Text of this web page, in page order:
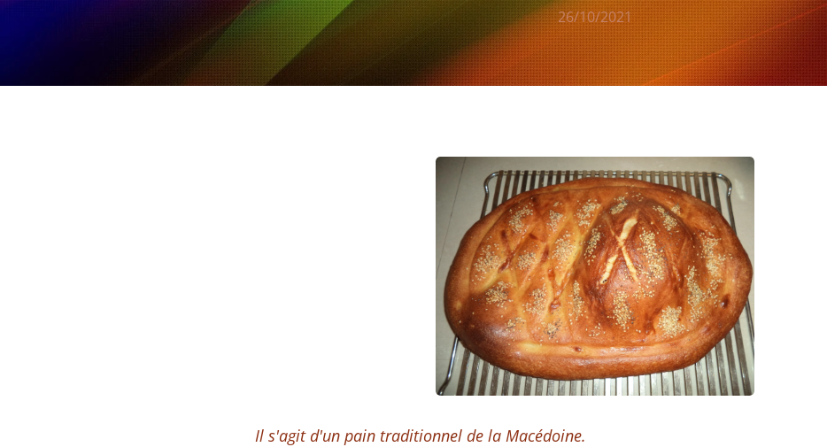
26/10/2021
Il s'agit d'un pain traditionnel de la Macédoine.